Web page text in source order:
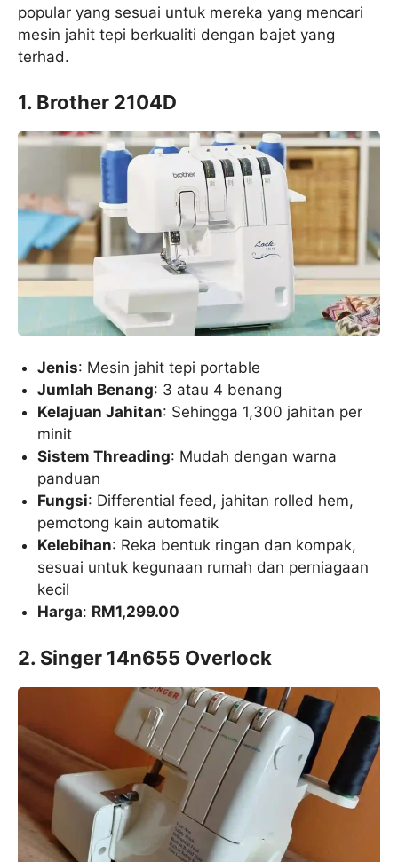
popular yang sesuai untuk mereka yang mencari
mesin jahit tepi berkualiti dengan bajet yang
terhad.
1. Brother 2104D
Jenis: Mesin jahit tepi portable
Jumlah Benang: 3 atau 4 benang
Kelajuan Jahitan: Sehingga 1,300 jahitan per
minit
Sistem Threading: Mudah dengan warna
panduan
Fungsi: Differential feed, jahitan rolled hem,
pemotong kain automatik
Kelebihan: Reka bentuk ringan dan kompak,
sesuai untuk kegunaan rumah dan perniagaan
kecil
Harga: RM1,299.00
2. Singer 14n655 Overlock